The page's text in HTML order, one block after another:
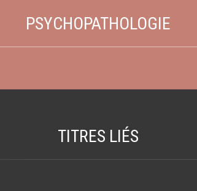
PSYCHOPATHOLOGIE
TITRES LIÉS